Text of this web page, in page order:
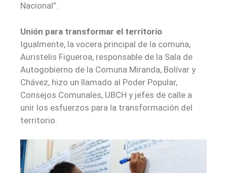
Nacional”.
Unión para transformar el territorio
Igualmente, la vocera principal de la comuna,
Auristelis Figueroa, responsable de la Sala de
Autogobierno de la Comuna Miranda, Bolívar y
Chávez, hizo un llamado al Poder Popular,
Consejos Comunales, UBCH y jefes de calle a
unir los esfuerzos para la transformación del
territorio.